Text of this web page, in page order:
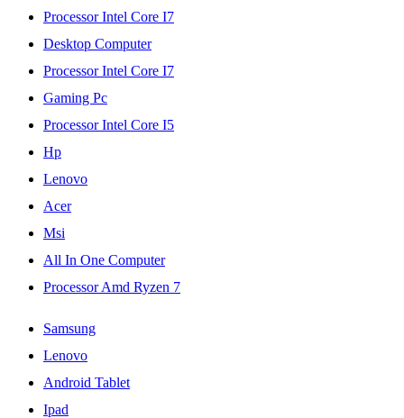
Processor Intel Core I7
Desktop Computer
Processor Intel Core I7
Gaming Pc
Processor Intel Core I5
Hp
Lenovo
Acer
Msi
All In One Computer
Processor Amd Ryzen 7
Samsung
Lenovo
Android Tablet
Ipad